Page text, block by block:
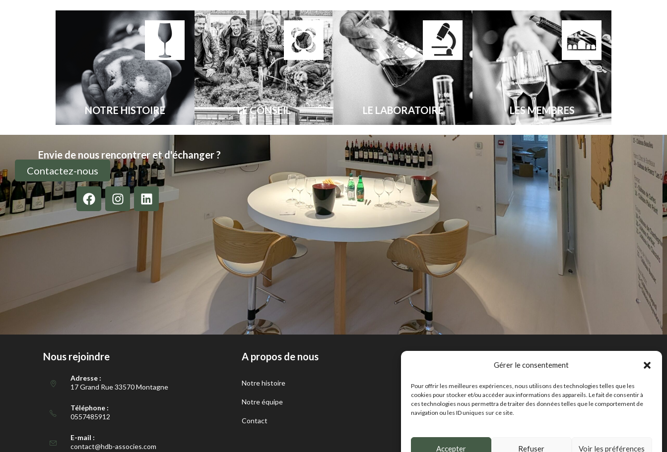
Gérer le consentement
Pour offrir les meilleures expériences, nous utilisons des technologies telles que les
cookies pour stocker et/ou accéder aux informations des appareils. Le fait de consentir à
ces technologies nous permettra de traiter des données telles que le comportement de
navigation ou les ID uniques sur ce site.
Accepter Refuser Voir les préférences
NOTRE HISTOIRE LE CONSEIL LE LABORATOIRE LES MEMBRES
Envie de nous rencontrer et d'échanger ?
Contactez-nous
Nous rejoindre
Adresse :
17 Grand Rue 33570 Montagne
Téléphone :
0557485912
E-mail :
contact@hdb-associes.com
A propos de nous
Notre histoire
Notre équipe
Contact
Conseil
Actualités